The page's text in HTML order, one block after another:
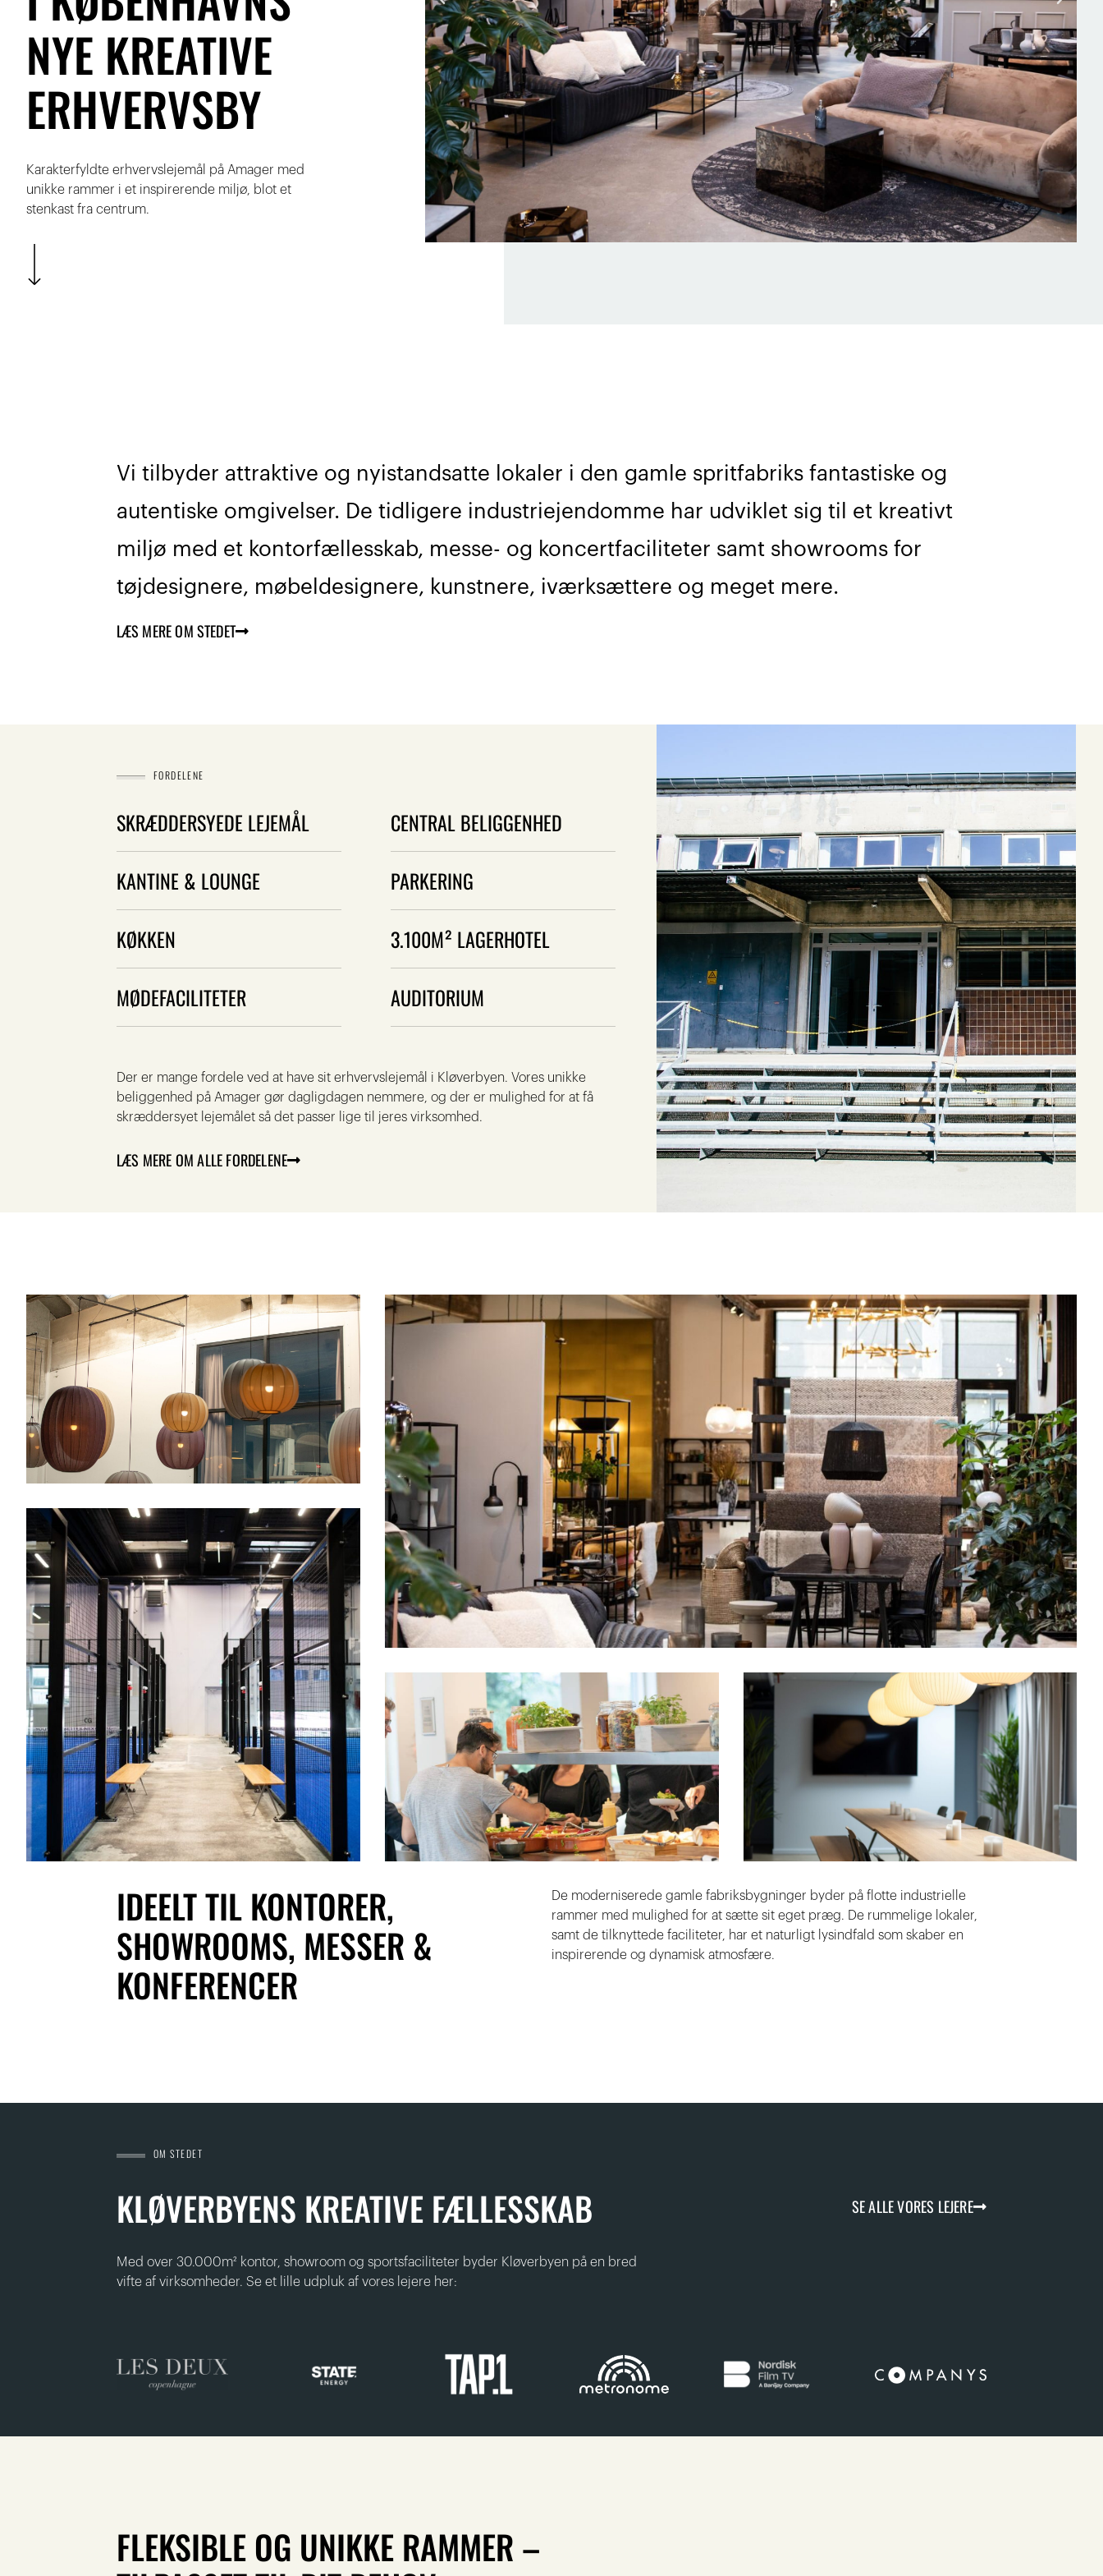
NYE KREATIVE
ERHVERVSBY
Karakterfyldte erhvervslejemål på Amager med
unikke rammer i et inspirerende miljø, blot et
stenkast fra centrum.
Vi tilbyder attraktive og nyistandsatte lokaler i den gamle spritfabriks fantastiske og
autentiske omgivelser. De tidligere industriejendomme har udviklet sig til et kreativt
miljø med et kontorfællesskab, messe- og koncertfaciliteter samt showrooms for
tøjdesignere, møbeldesignere, kunstnere, iværksættere og meget mere.
LÆS MERE OM STEDET
FORDELENE
SKRÆDDERSYEDE LEJEMÅL
KANTINE & LOUNGE
KØKKEN
MØDEFACILITETER
CENTRAL BELIGGENHED
PARKERING
3.100M² LAGERHOTEL
AUDITORIUM
Der er mange fordele ved at have sit erhvervslejemål i Kløverbyen. Vores unikke
beliggenhed på Amager gør dagligdagen nemmere, og der er mulighed for at få
skræddersyet lejemålet så det passer lige til jeres virksomhed.
LÆS MERE OM ALLE FORDELENE
IDEELT TIL KONTORER,
SHOWROOMS, MESSER &
KONFERENCER
De moderniserede gamle fabriksbygninger byder på flotte industrielle
rammer med mulighed for at sætte sit eget præg. De rummelige lokaler,
samt de tilknyttede faciliteter, har et naturligt lysindfald som skaber en
inspirerende og dynamisk atmosfære.
OM STEDET
KLØVERBYENS KREATIVE FÆLLESSKAB SE ALLE VORES LEJERE
Med over 30.000m² kontor, showroom og sportsfaciliteter byder Kløverbyen på en bred
vifte af virksomheder. Se et lille udpluk af vores lejere her:
FLEKSIBLE OG UNIKKE RAMMER –